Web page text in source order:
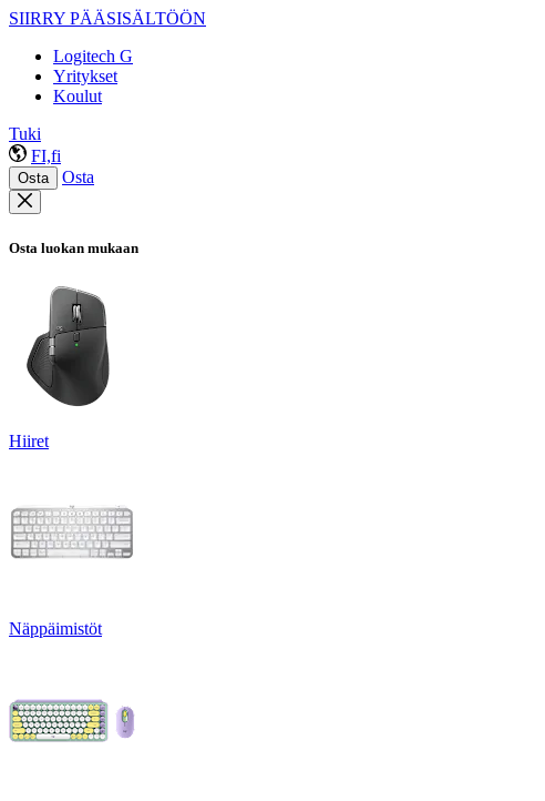
SIIRRY PÄÄSISÄLTÖÖN
Logitech G
Yritykset
Koulut
Tuki
FI,fi
Osta Osta
Osta luokan mukaan
Hiiret
Näppäimistöt